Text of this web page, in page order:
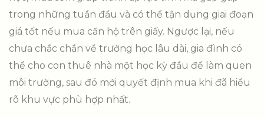
trong những tuần đầu và có thể tận dụng giai đoạn
giá tốt nếu mua căn hộ trên giấy. Ngược lại, nếu
chưa chắc chắn về trường học lâu dài, gia đình có
thể cho con thuê nhà một học kỳ đầu để làm quen
môi trường, sau đó mới quyết định mua khi đã hiểu
rõ khu vực phù hợp nhất.